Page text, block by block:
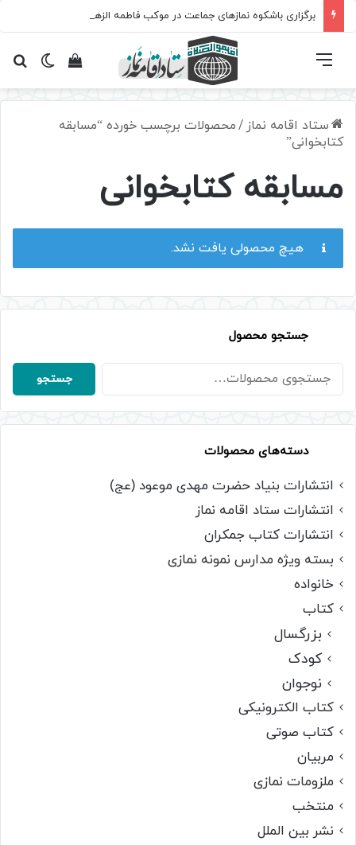
برگزاری باشکوه نمازهای جماعت در موکب فاطمه الزهرا (س)
تغییرمشاهده فهرست
ستاد اقامه نماز /محصولات برچسب خورده “مسابقه
کتابخوانی”
مسابقه کتابخوانی
هیچ محصولی یافت نشد.
جستجو محصول
جستجو
برای:
جستجو
دسته‌های محصولات
انتشارات بنیاد حضرت مهدی موعود (عج)
انتشارات ستاد اقامه نماز
انتشارات کتاب جمکران
بسته ویژه مدارس نمونه نمازی
خانواده
کتاب
بزرگسال
کودک
نوجوان
کتاب الکترونیکی
کتاب صوتی
مربیان
ملزومات نمازی
منتخب
نشر بین الملل